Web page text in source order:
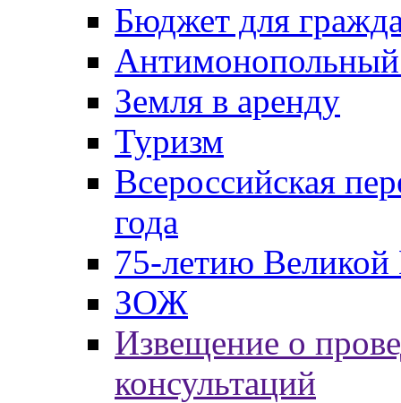
Бюджет для
Антимонопольный
Земля в аренду
Туризм
Всероссийская
года
75-летию
ЗОЖ
Извещение о
консультаций